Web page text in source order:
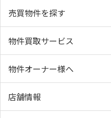
売買物件を探す
物件買取サービス
物件オーナー様へ
店舗情報